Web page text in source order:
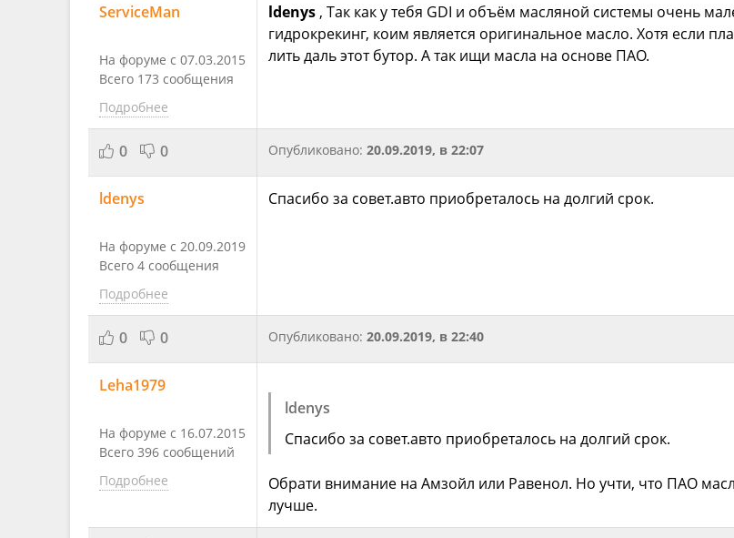
ServiceMan
На форуме с 07.03.2015
Всего 173 сообщения
Подробнее
ldenys , Так как у тебя GDI и объём масляной системы очень
гидрокрекинг, коим является оригинальное масло. Хотя если
лить даль этот бутор. А так ищи масла на основе ПАО.
0 0 Опубликовано: 20.09.2019, в 22:07
ldenys
На форуме с 20.09.2019
Всего 4 сообщения
Подробнее
Спасибо за совет.авто приобреталось на долгий срок.
0 0 Опубликовано: 20.09.2019, в 22:40
Leha1979
На форуме с 16.07.2015
Всего 396 сообщений
Подробнее
ldenys
Спасибо за совет.авто приобреталось на долгий срок.
Обрати внимание на Амзойл или Равенол. Но учти, что ПАО
лучше.